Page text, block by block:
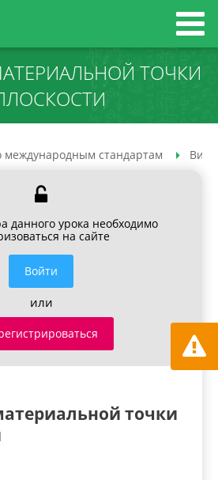
ТОЧКИ
международным стандартам
данного урока необходимо
на сайте
Войти
или
точки